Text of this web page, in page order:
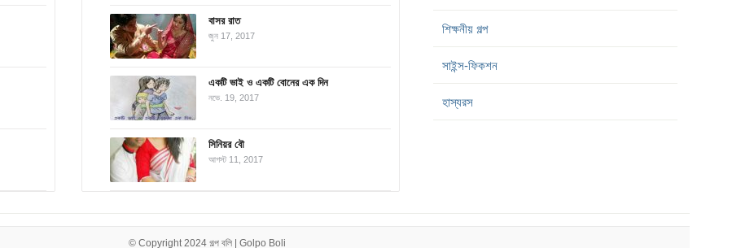
বাসর রাত
জুন 17, 2017
একটি ভাই ও একটি বোনের এক দিন
নভে. 19, 2017
সিনিয়র বৌ
আগস্ট 11, 2017
শিক্ষনীয় গল্প
সাইন্স-ফিকশন
হাস্যরস
© Copyright 2024 গল্প বলি | Golpo Boli